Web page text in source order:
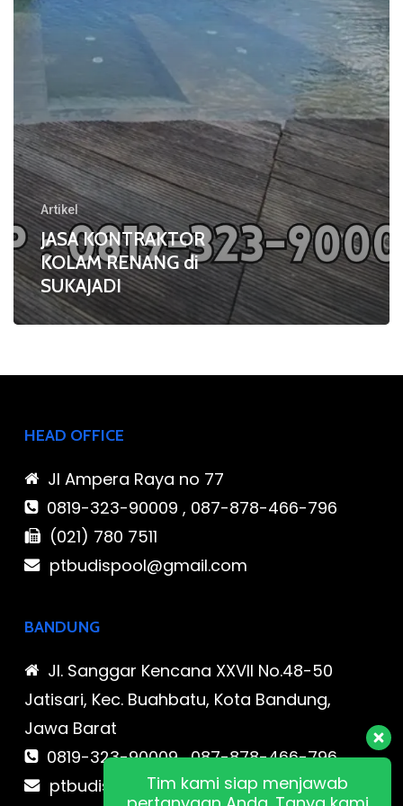
Artikel
JASA KONTRAKTOR
KOLAM RENANG di
SUKAJADI
HEAD OFFICE
Jl Ampera Raya no 77
0819-323-90009 , 087-878-466-796
(021) 780 7511
ptbudispool@gmail.com
BANDUNG
Jl. Sanggar Kencana XXVII No.48-50
Jatisari, Kec. Buahbatu, Kota Bandung,
Jawa Barat
0819-323-90009 , 087-878-466-796
ptbudispool@gmail.comTim kami siap menjawab